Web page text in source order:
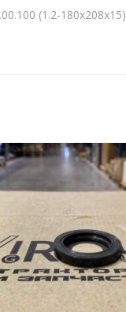
(1.2-180х208х15)